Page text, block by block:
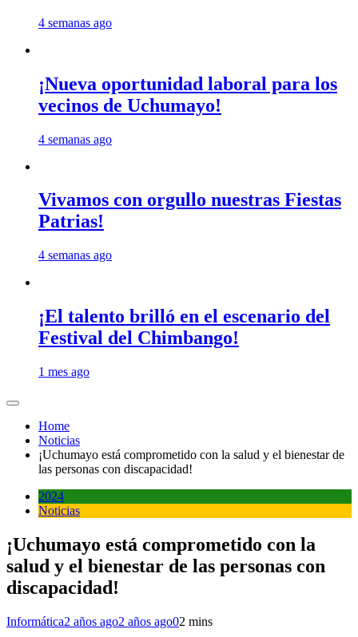
4 semanas ago
¡Nueva oportunidad laboral para los
vecinos de Uchumayo!
4 semanas ago
Vivamos con orgullo nuestras Fiestas
Patrias!
4 semanas ago
¡El talento brilló en el escenario del
Festival del Chimbango!
1 mes ago
Home
Noticias
¡Uchumayo está comprometido con la salud y el bienestar de
las personas con discapacidad!
2024
Noticias
¡Uchumayo está comprometido con la
salud y el bienestar de las personas con
discapacidad!
Informática2 años ago2 años ago02 mins